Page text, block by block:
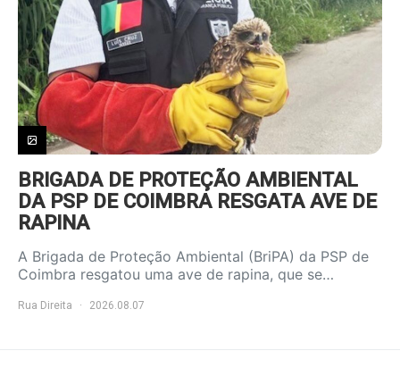
BRIGADA DE PROTEÇÃO AMBIENTAL
DA PSP DE COIMBRA RESGATA AVE DE
RAPINA
A Brigada de Proteção Ambiental (BriPA) da PSP de
Coimbra resgatou uma ave de rapina, que se…
Rua Direita 2026.08.07